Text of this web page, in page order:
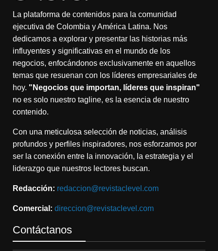
La plataforma de contenidos para la comunidad
ejecutiva de Colombia y América Latina. Nos
dedicamos a explorar y presentar las historias más
influyentes y significativas en el mundo de los
negocios, enfocándonos exclusivamente en aquellos
temas que resuenan con los líderes empresariales de
hoy. "Negocios que importan, líderes que inspiran"
no es solo nuestro tagline, es la esencia de nuestro
contenido.
Con una meticulosa selección de noticias, análisis
profundos y perfiles inspiradores, nos esforzamos por
ser la conexión entre la innovación, la estrategia y el
liderazgo que nuestros lectores buscan.
Redacción: redaccion@revistaclevel.com
Comercial: direccion@revistaclevel.com
Contáctanos